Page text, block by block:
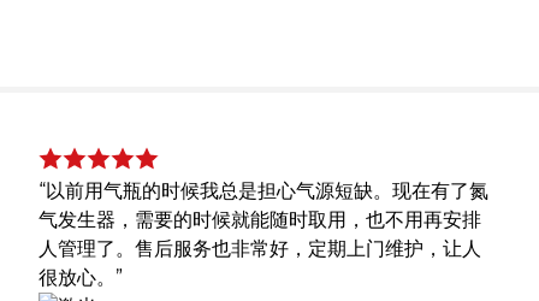
“以前用气瓶的时候我总是担心气源短缺。现在有了氮
气发生器，需要的时候就能随时取用，也不用再安排
人管理了。售后服务也非常好，定期上门维护，让人
很放心。”